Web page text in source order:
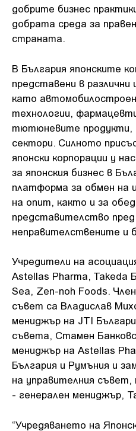
добрите бизнес
добрата среда за
страната.
В България японските
представени в
като
технологии,
тютюневите продукти,
сектори. Силното
японски корпорации у
за японския бизнес в
платформа за обмен на
на опит, както и за
представителство
неправителствените и
Учредители на
Astellas Pharma, Takeda
Sea, Zen-noh Foods.
съвет са Владислав
мениджър на JTI
съвета, Стамен
мениджър на Astellas
България и Румъния и
на управителния
- генерален мениджър,
“Учредяването на